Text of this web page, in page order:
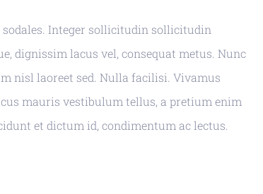
Integer sollicitudin sollicitudin
dignissim lacus vel, consequat metus. Nunc
nisl laoreet sed. Nulla facilisi. Vivamus
mauris vestibulum tellus, a pretium enim
et dictum id, condimentum ac lectus.